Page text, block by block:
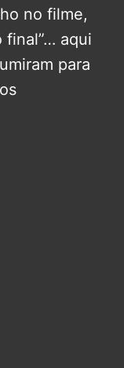
no filme,
final”… aqui
para